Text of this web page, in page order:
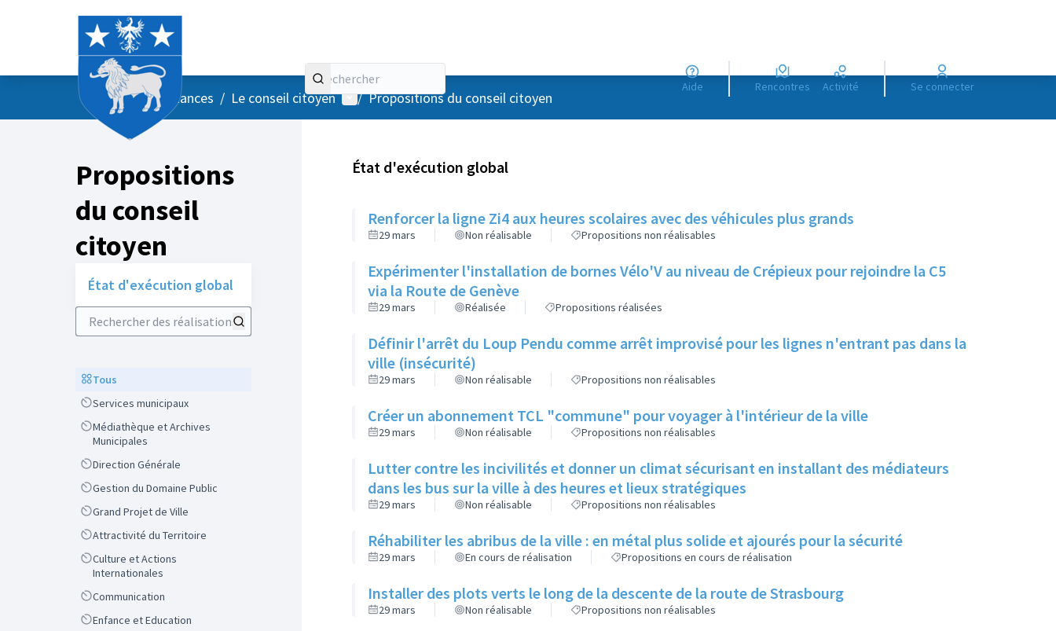
Aide Rencontres Activité Se connecter
AccueilMenu principal
/ Vos instances / Le conseil citoyen Menu utilisateur
/ Propositions du conseil citoyen
Propositions
du conseil
citoyen
État d'exécution global
Rechercher des réalisations
ScopeTous
ScopeServices municipaux
Scope
Médiathèque et Archives
Municipales
ScopeDirection Générale
ScopeGestion du Domaine Public
ScopeGrand Projet de Ville
ScopeAttractivité du Territoire
Scope
Culture et Actions
Internationales
ScopeCommunication
ScopeEnfance et Education
État d'exécution global
Renforcer la ligne Zi4 aux heures scolaires avec des véhicules plus grands
29 mars Non réalisable Propositions non réalisables
Expérimenter l'installation de bornes Vélo'V au niveau de Crépieux pour rejoindre la C5
via la Route de Genève
29 mars Réalisée Propositions réalisées
Définir l'arrêt du Loup Pendu comme arrêt improvisé pour les lignes n'entrant pas dans la
ville (insécurité)
29 mars Non réalisable Propositions non réalisables
Créer un abonnement TCL "commune" pour voyager à l'intérieur de la ville
29 mars Non réalisable Propositions non réalisables
Lutter contre les incivilités et donner un climat sécurisant en installant des médiateurs
dans les bus sur la ville à des heures et lieux stratégiques
29 mars Non réalisable Propositions non réalisables
Réhabiliter les abribus de la ville : en métal plus solide et ajourés pour la sécurité
29 mars En cours de réalisation Propositions en cours de réalisation
Installer des plots verts le long de la descente de la route de Strasbourg
29 mars Non réalisable Propositions non réalisables